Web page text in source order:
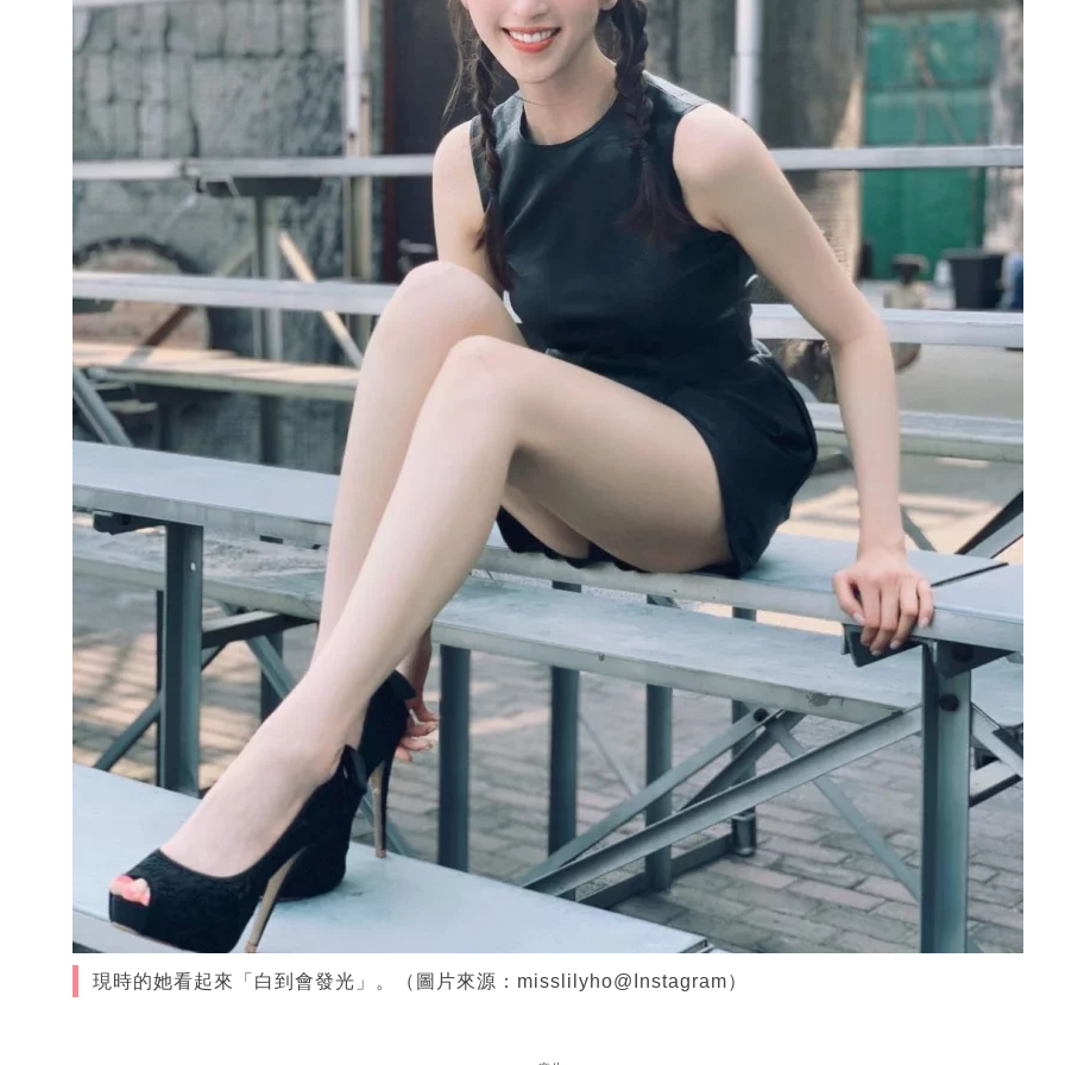
現時的她看起來「白到會發光」。（圖片來源：misslilyho@Instagram）